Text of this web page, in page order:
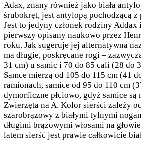
Adax, znany również jako biała
śrubokręt, jest antylopą pochodzącą
Jest to jedyny członek rodziny Addax
pierwszy opisany naukowo przez
roku. Jak sugeruje jej alternatywna
ma długie, poskręcane rogi –
31 cm) u samic i 70 do 85 cali (28 do
Samce mierzą od 105 do 115 cm (41
ramionach, samice od 95 do 110 cm
dymorficzne płciowo, gdyż samice są
Zwierzęta na A. Kolor sierści zależy
szarobrązowy z białymi tylnymi
długimi brązowymi włosami na
latem sierść jest prawie całkowicie